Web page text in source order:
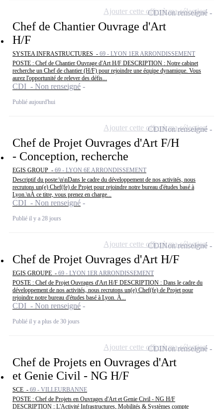
Chef de Chantier Ouvrage d'Art
H/F
SYSTEA INFRASTRUCTURES - 69 - LYON 1ER ARRONDISSEMENT
POSTE : Chef de Chantier Ouvrage d'Art H/F DESCRIPTION : Notre cabinet
recherche un Chef de chantier (H/F) pour rejoindre une équipe dynamique. Vous
aurez l'opportunité de relever des défis...
CDI - Non renseigné
Publié aujourd'hui
CDINon renseigné
Ajouter cette offre à ma sélection
Chef de Projet Ouvrages d'Art F/H
- Conception, recherche
EGIS GROUP - 69 - LYON 6E ARRONDISSEMENT
Descriptif du poste:\n\nDans le cadre du développement de nos activités, nous
recrutons un(e) Chef(fe) de Projet pour rejoindre notre bureau d'études basé à
Lyon.\nÀ ce titre, vous prenez en charge...
CDI - Non renseigné
Publié il y a 28 jours
CDINon renseigné
Ajouter cette offre à ma sélection
Chef de Projet Ouvrages d'Art H/F
EGIS GROUPE - 69 - LYON 1ER ARRONDISSEMENT
POSTE : Chef de Projet Ouvrages d'Art H/F DESCRIPTION : Dans le cadre du
développement de nos activités, nous recrutons un(e) Chef(fe) de Projet pour
rejoindre notre bureau d'études basé à Lyon. À...
CDI - Non renseigné
Publié il y a plus de 30 jours
CDINon renseigné
Ajouter cette offre à ma sélection
Chef de Projets en Ouvrages d'Art
et Genie Civil - NG H/F
SCE - 69 - VILLEURBANNE
POSTE : Chef de Projets en Ouvrages d'Art et Genie Civil - NG H/F
DESCRIPTION : L'Activité Infrastructures, Mobilités & Systèmes compte
CDINon renseigné
Ajouter cette offre à ma sélection